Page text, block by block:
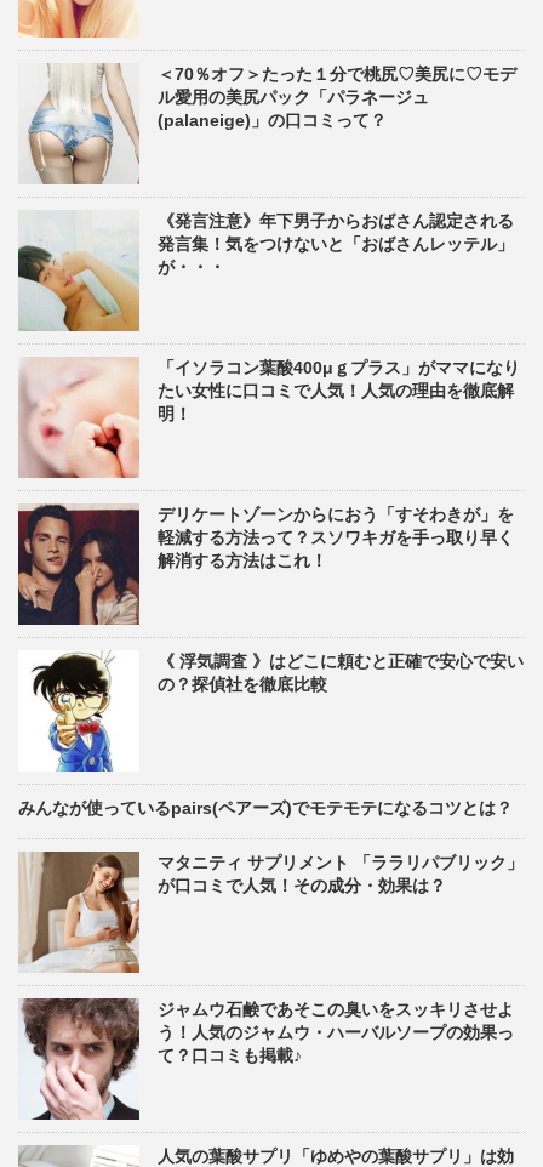
＜70％オフ＞たった１分で桃尻♡美尻に♡モデ
ル愛用の美尻パック「パラネージュ
(palaneige)」の口コミって？
《発言注意》年下男子からおばさん認定される
発言集！気をつけないと「おばさんレッテル」
が・・・
「イソラコン葉酸400μｇプラス」がママになり
たい女性に口コミで人気！人気の理由を徹底解
明！
デリケートゾーンからにおう「すそわきが」を
軽減する方法って？スソワキガを手っ取り早く
解消する方法はこれ！
《 浮気調査 》はどこに頼むと正確で安心で安い
の？探偵社を徹底比較
みんなが使っているpairs(ペアーズ)でモテモテになるコツとは？
マタニティ サプリメント 「ララリパブリック」
が口コミで人気！その成分・効果は？
ジャムウ石鹸であそこの臭いをスッキリさせよ
う！人気のジャムウ・ハーバルソープの効果っ
て？口コミも掲載♪
人気の葉酸サプリ「ゆめやの葉酸サプリ」は効